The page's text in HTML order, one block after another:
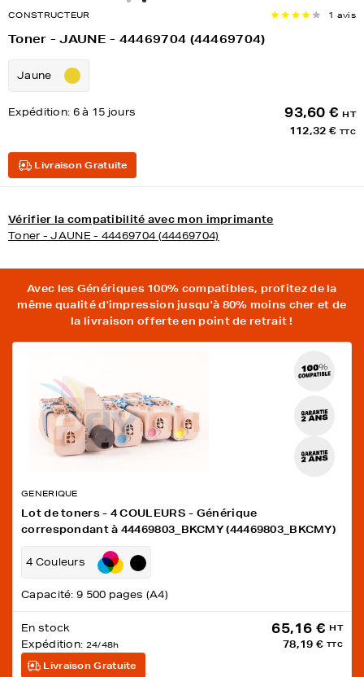
Avec les Génériques 100% compatibles, profitez de la
même qualité d'impression jusqu'à 80% moins cher et de
la livraison offerte en point de retrait !
GENERIQUE
Lot de toners - 4 COULEURS - Générique
correspondant à 44469803_BKCMY (44469803_BKCMY)
4 Couleurs
Capacité: 9 500 pages (A4)
En stock
Expédition: 24/48h
65,16 € HT
78,19 € TTC
Livraison Gratuite
CONSTRUCTEUR 1 avis
Toner - JAUNE - 44469704 (44469704)
Jaune
Expédition: 6 à 15 jours 93,60 € HT
112,32 € TTC
Livraison Gratuite
Vérifier la compatibilité avec mon imprimante
Toner - JAUNE - 44469704 (44469704)